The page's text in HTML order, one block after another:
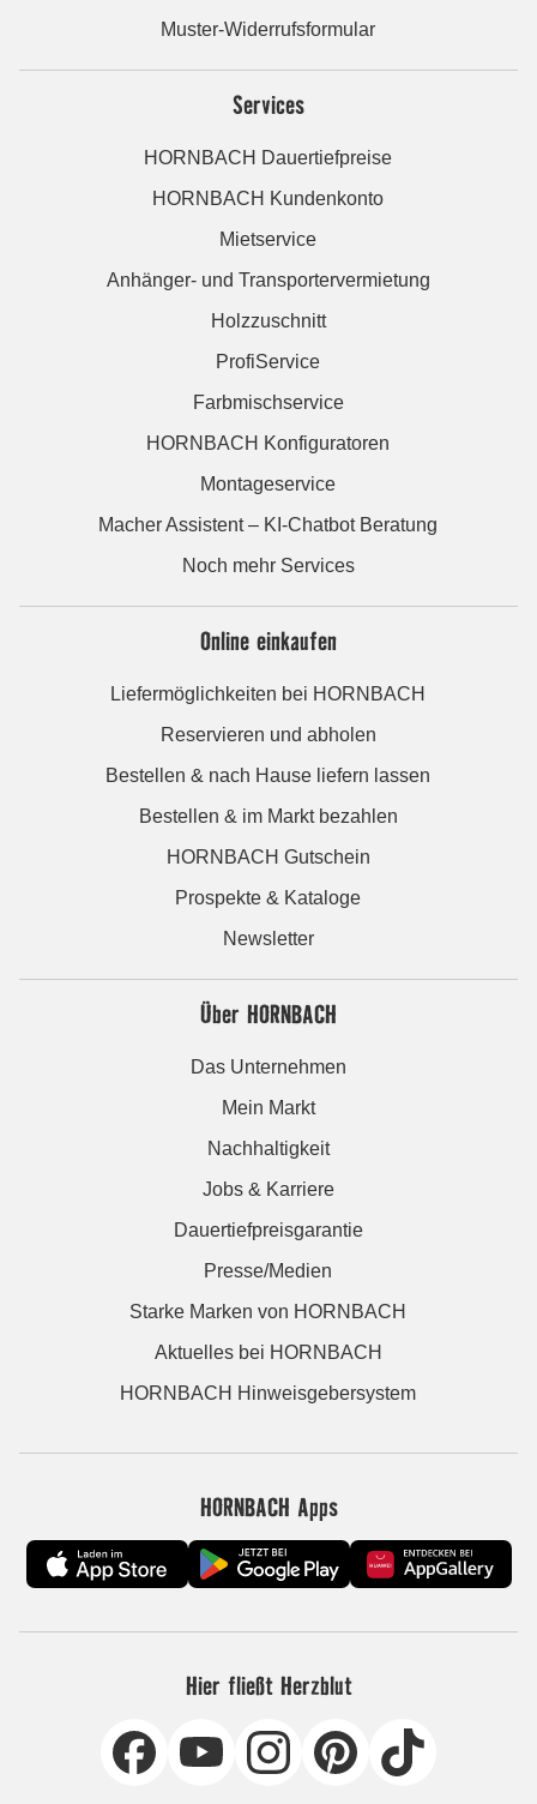
Muster-Widerrufsformular
Services
HORNBACH Dauertiefpreise
HORNBACH Kundenkonto
Mietservice
Anhänger- und Transportervermietung
Holzzuschnitt
ProfiService
Farbmischservice
HORNBACH Konfiguratoren
Montageservice
Macher Assistent – KI-Chatbot Beratung
Noch mehr Services
Online einkaufen
Liefermöglichkeiten bei HORNBACH
Reservieren und abholen
Bestellen & nach Hause liefern lassen
Bestellen & im Markt bezahlen
HORNBACH Gutschein
Prospekte & Kataloge
Newsletter
Über HORNBACH
Das Unternehmen
Mein Markt
Nachhaltigkeit
Jobs & Karriere
Dauertiefpreisgarantie
Presse/Medien
Starke Marken von HORNBACH
Aktuelles bei HORNBACH
HORNBACH Hinweisgebersystem
HORNBACH Apps
Hier fließt Herzblut